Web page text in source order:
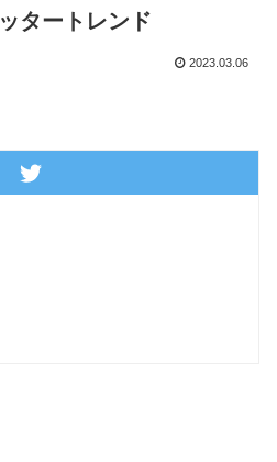
タートレンド
2023.03.06